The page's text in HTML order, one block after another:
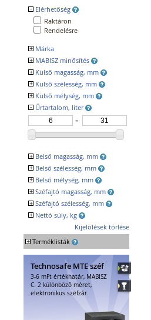
Bútorszéfek
Páncélszekrények
Bedobós értékszéfek
Tűzálló széfek
Speciális széfek
Fegyverszekrények
Hotelszéfek
Egyéb tárolók
Kiegészítők széfhez
Széfzárak
Trezorok
- Elérhetőség
Raktáron
Rendelésre
+ Márka
SEKUR
TECHNOMAX
+ MABISZ minősítés
Igen
+ Külső magasság, mm
+ Külső szélesség, mm
+ Külső mélység, mm
- Űrtartalom, liter
+ Belső magasság, mm
+ Belső szélesség, mm
+ Belső mélység, mm
+ Széfajtó magasság, mm
+ Széfajtó szélesség, mm
+ Nettó súly, kg
Kijelölések törlése
+ Terméklisták
Technosafe MTE széf
3-6 mFt értékhatár, MABISZ
C. 2 különböző méret,
elektronikus széfzár.